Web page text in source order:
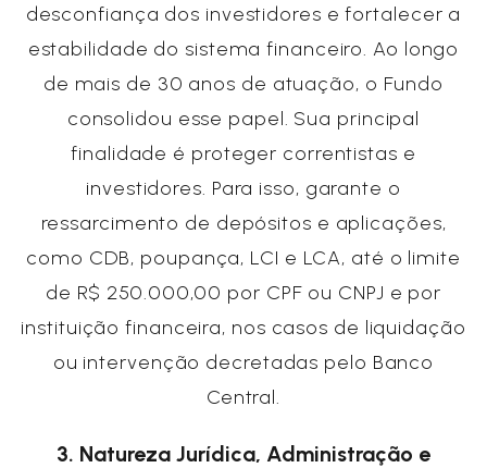
desconfiança dos investidores e fortalecer a
estabilidade do sistema financeiro. Ao longo
de mais de 30 anos de atuação, o Fundo
consolidou esse papel. Sua principal
finalidade é proteger correntistas e
investidores. Para isso, garante o
ressarcimento de depósitos e aplicações,
como CDB, poupança, LCI e LCA, até o limite
de R$ 250.000,00 por CPF ou CNPJ e por
instituição financeira, nos casos de liquidação
ou intervenção decretadas pelo Banco
Central.
3. Natureza Jurídica, Administração e